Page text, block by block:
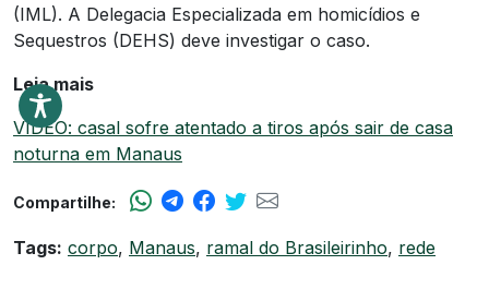
(IML). A Delegacia Especializada em homicídios e
Sequestros (DEHS) deve investigar o caso.
Leia mais
VÍDEO: casal sofre atentado a tiros após sair de casa
noturna em Manaus
Compartilhe:
Tags: corpo, Manaus, ramal do Brasileirinho, rede